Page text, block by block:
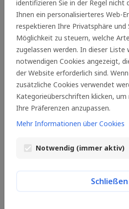
In wenigen
Anfrage
Wir unterstützen gezielt Projekte
unserer Standorte mit Spenden
orientieren wir uns an unseren
Lebensqualität der Menschen in
Ihnen bereits jetzt zu prüfen, ob
identifizieren Sie in der Regel nicht
Ihnen ein personalisierteres Web-
respektieren Ihre Privatsphäre und
Möglichkeit zu steuern, welche
zugelassen werden. In dieser Liste
notwendigen Cookies angezeigt,
der Website erforderlich sind.
zusätzliche Cookies verwendet
Kategorieüberschriften klicken,
Ihre Präferenzen anzupassen.
Mehr Informationen über Cookies
Notwendig (immer aktiv)
Schließen